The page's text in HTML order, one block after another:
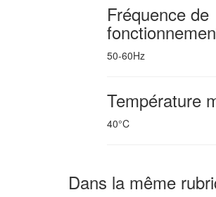
Fréquence de
50-60Hz
Température
40°C
Dans la même